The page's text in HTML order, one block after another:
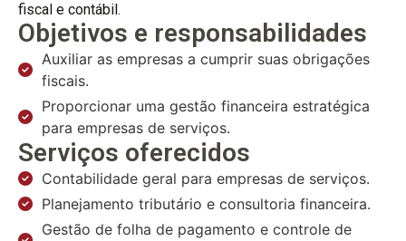
fiscal e contábil.
Objetivos e responsabilidades
Auxiliar as empresas a cumprir suas obrigações
fiscais.
Proporcionar uma gestão financeira estratégica
para empresas de serviços.
Serviços oferecidos
Contabilidade geral para empresas de serviços.
Planejamento tributário e consultoria financeira.
Gestão de folha de pagamento e controle de